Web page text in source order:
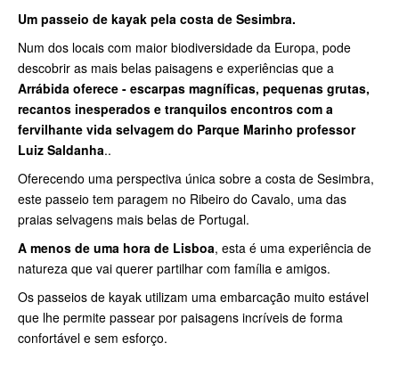
Um passeio de kayak pela costa de Sesimbra.
Num dos locais com maior biodiversidade da Europa, pode
descobrir as mais belas paisagens e experiências que a
Arrábida oferece - escarpas magníficas, pequenas grutas,
recantos inesperados e tranquilos encontros com a
fervilhante vida selvagem do Parque Marinho professor
Luiz Saldanha..
Oferecendo uma perspectiva única sobre a costa de Sesimbra,
este passeio tem paragem no Ribeiro do Cavalo, uma das
praias selvagens mais belas de Portugal.
A menos de uma hora de Lisboa, esta é uma experiência de
natureza que vai querer partilhar com família e amigos.
Os passeios de kayak utilizam uma embarcação muito estável
que lhe permite passear por paisagens incríveis de forma
confortável e sem esforço.